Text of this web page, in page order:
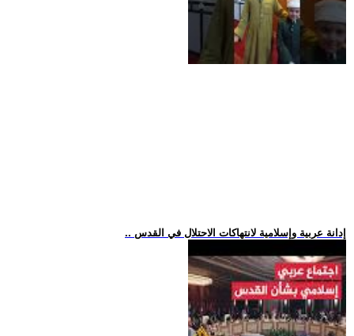
.. إدانة عربية وإسلامية لانتهاكات الاحتلال في القدس